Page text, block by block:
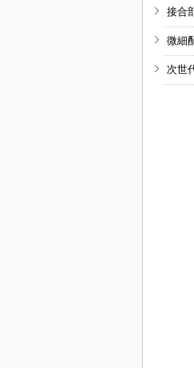
接合
微細
次世